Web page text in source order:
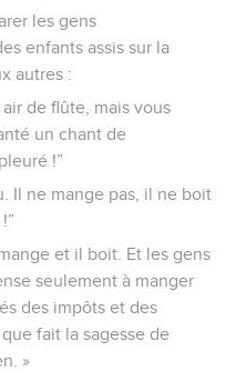
les gens
enfants assis sur la
autres :
de flûte, mais vous
un chant de
!”
Il ne mange pas, il ne boit
et il boit. Et les gens
seulement à manger
des impôts et des
fait la sagesse de
»